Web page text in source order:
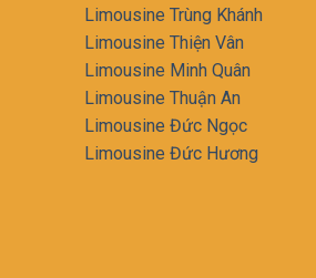
Limousine Trùng Khánh
Limousine Thiện Vân
Limousine Minh Quân
Limousine Thuận An
Limousine Đức Ngọc
Limousine Đức Hương